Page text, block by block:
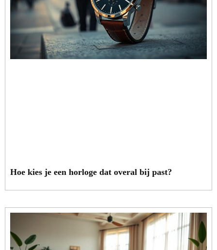
Hoe kies je een horloge dat overal bij past?